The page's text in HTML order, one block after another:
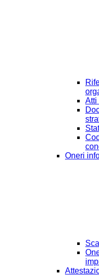
Atti
Oneri